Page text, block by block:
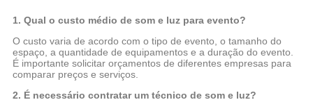
1. Qual o custo médio de som e luz para evento?
O custo varia de acordo com o tipo de evento, o tamanho do
espaço, a quantidade de equipamentos e a duração do evento.
É importante solicitar orçamentos de diferentes empresas para
comparar preços e serviços.
2. É necessário contratar um técnico de som e luz?